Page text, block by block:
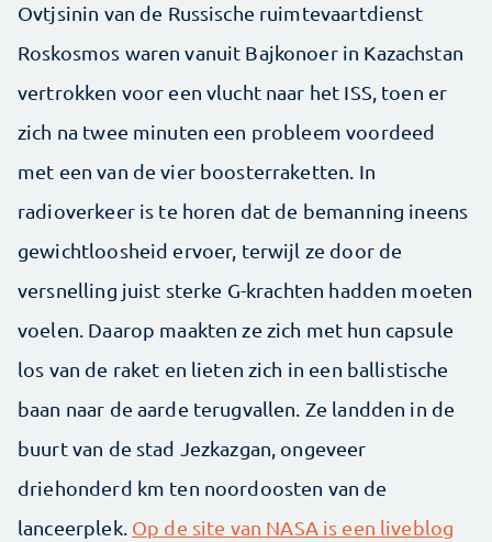
Ovtjsinin van de Russische ruimtevaartdienst
Roskosmos waren vanuit Bajkonoer in Kazachstan
vertrokken voor een vlucht naar het ISS, toen er
zich na twee minuten een probleem voordeed
met een van de vier boosterraketten. In
radioverkeer is te horen dat de bemanning ineens
gewichtloosheid ervoer, terwijl ze door de
versnelling juist sterke G-krachten hadden moeten
voelen. Daarop maakten ze zich met hun capsule
los van de raket en lieten zich in een ballistische
baan naar de aarde terugvallen. Ze landden in de
buurt van de stad Jezkazgan, ongeveer
driehonderd km ten noordoosten van de
lanceerplek. Op de site van NASA is een liveblog